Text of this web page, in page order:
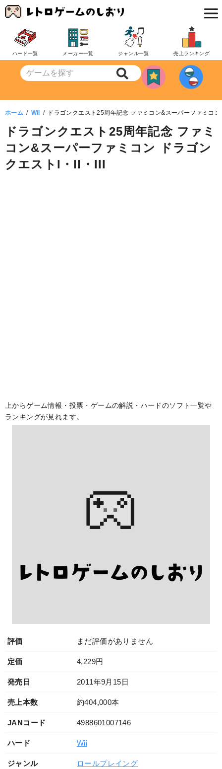
コ
ン
ツ
動
ハード一覧 メーカー一覧 ジャンル一覧 売上ランキング
ホーム Wii ドラゴンクエスト25周年記念 ファミコン&スーパーファミコ
ドラゴンクエスト25周年記念 ファミ
コン&スーパーファミコン ドラゴン
クエストI・II・III
上からゲーム情報・投票・ゲームの解説・ハードのソフト一覧や
ランキングが見れます。
評価 まだ評価がありません
定価 4,229円
発売日 2011年9月15日
売上本数 約404,000本
JANコード 4988601007146
ハード Wii
ジャンル ロールプレイング